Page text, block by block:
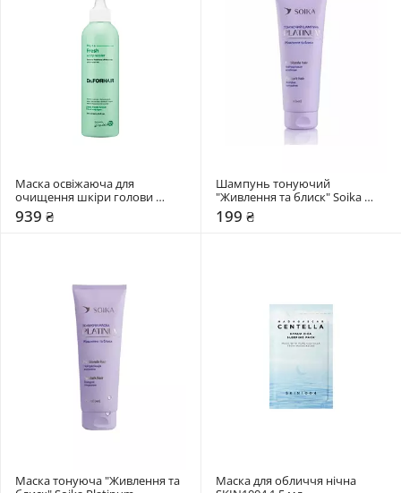
Маска освіжаюча для
очищення шкіри голови
Dr.FORHAIR Phyto Fresh Scalp
Scaler
939 ₴
Шампунь тонуючий
"Живлення та блиск" Soika
Platinum
199 ₴
Маска тонуюча "Живлення та
Маска для обличчя нічна